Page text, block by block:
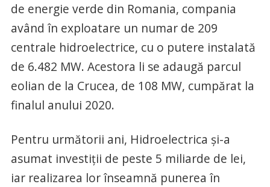
de energie verde din Romania, compania
având în exploatare un numar de 209
centrale hidroelectrice, cu o putere instalată
de 6.482 MW. Acestora li se adaugă parcul
eolian de la Crucea, de 108 MW, cumpărat la
finalul anului 2020.
Pentru următorii ani, Hidroelectrica și-a
asumat investiții de peste 5 miliarde de lei,
iar realizarea lor înseamnă punerea în